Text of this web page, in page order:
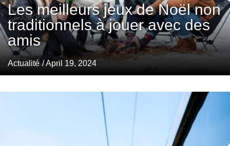
Les meilleurs jeux de Noël non
traditionnels à jouer avec des
amis
Actualité / April 19, 2024